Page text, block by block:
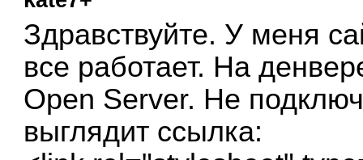
Здравствуйте. У меня
все работает. На
Open Server. Не
выглядит ссылка: